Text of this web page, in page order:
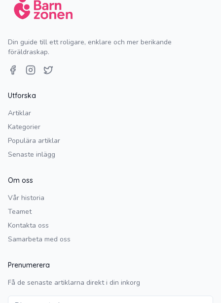
Din guide till ett roligare, enklare och mer berikande
föräldraskap.
Utforska
Artiklar
Kategorier
Populära artiklar
Senaste inlägg
Om oss
Vår historia
Teamet
Kontakta oss
Samarbeta med oss
Prenumerera
Få de senaste artiklarna direkt i din inkorg